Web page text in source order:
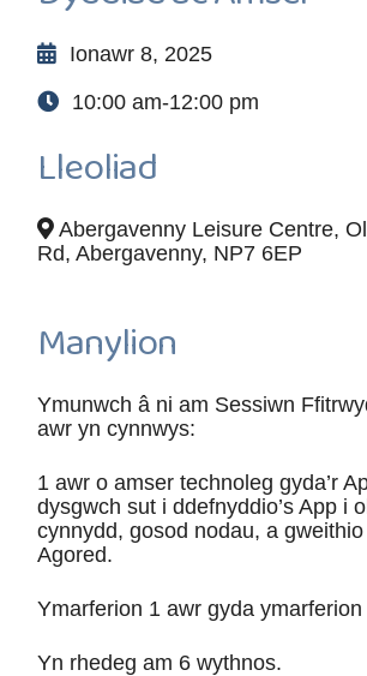
Ionawr 8, 2025
10:00 am-12:00 pm
Lleoliad
Abergavenny Leisure Centre,
Rd, Abergavenny, NP7 6EP
Manylion
Ymunwch â ni am Sessiwn
awr yn cynnwys:
1 awr o amser technoleg gyda’r
dysgwch sut i ddefnyddio’s App i
cynnydd, gosod nodau, a
Agored.
Ymarferion 1 awr gyda ymarferion
Yn rhedeg am 6 wythnos.